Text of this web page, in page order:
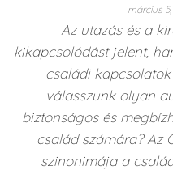
március
Az utazás és a
kikapcsolódást jelent,
családi
válasszunk olyan
biztonságos és
család számára? Az
szinonimája a